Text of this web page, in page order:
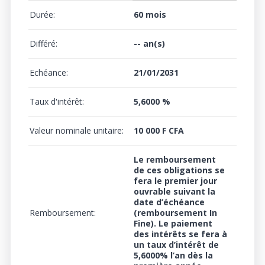
Durée: 60 mois
Différé: -- an(s)
Echéance: 21/01/2031
Taux d'intérêt: 5,6000 %
Valeur nominale unitaire: 10 000 F CFA
Remboursement:
Le remboursement
de ces obligations se
fera le premier jour
ouvrable suivant la
date d’échéance
(remboursement In
Fine). Le paiement
des intérêts se fera à
un taux d’intérêt de
5,6000% l’an dès la